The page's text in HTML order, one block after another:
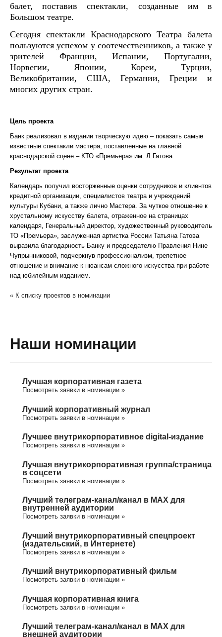
балет, поставив спектакли, созданные им в
Большом театре.
Сегодня спектакли Краснодарского Театра балета
пользуются успехом у соотечественников, а также у
зрителей Франции, Испании, Португалии,
Норвегии, Японии, Кореи, Турции,
Великобритании, США, Германии, Греции и
многих других стран.
Цель проекта
Банк реализовал в издании творческую идею – показать самые
известные спектакли мастера, поставленные на главной
краснодарской сцене – КТО «Премьера» им. Л.Гатова.
Результат проекта
Календарь получил восторженные оценки сотрудников и клиентов
кредитной организации, специалистов театра и учреждений
культуры Кубани, а также лично Мастера. За чуткое отношение к
хрустальному искусству балета, отраженное на страницах
календаря, Генеральный директор, художественный руководитель
ТО «Премьера», заслуженная артистка России Татьяна Гатова
выразила благодарность Банку и председателю Правления Нине
Чупрынниковой, подчеркнув профессионализм, трепетное
отношение и внимание к нюансам сложного искусства при работе
над юбилейным изданием.
« К списку проектов в номинации
Наши номинации
Лучшая корпоративная газета
Посмотреть заявки в номинации »
Лучший корпоративный журнал
Посмотреть заявки в номинации »
Лучшее внутрикорпоративное digital-издание
Посмотреть заявки в номинации »
Лучшая внутрикорпоративная группа/cтраница
в соцсети
Посмотреть заявки в номинации »
Лучший телеграм-канал/канал в МАХ для
внутренней аудитории
Посмотреть заявки в номинации »
Лучший внутрикорпоративный спецпроект
(издательский, в Интернете)
Посмотреть заявки в номинации »
Лучший внутрикорпоративный фильм
Посмотреть заявки в номинации »
Лучшая корпоративная книга
Посмотреть заявки в номинации »
Лучший телеграм-канал/канал в МАХ для
внешней аудитории